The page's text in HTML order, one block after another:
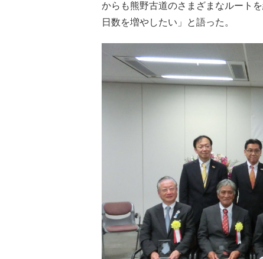
からも熊野古道のさまざまなルート
日数を増やしたい」と語った。